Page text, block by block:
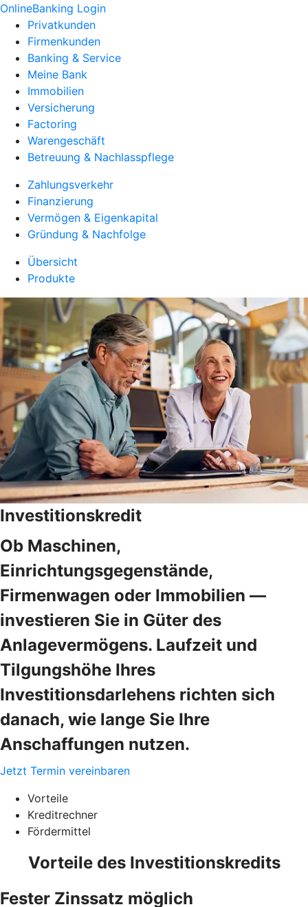
OnlineBanking Login
Privatkunden
Firmenkunden
Banking & Service
Meine Bank
Immobilien
Versicherung
Factoring
Warengeschäft
Betreuung & Nachlasspflege
Zahlungsverkehr
Finanzierung
Vermögen & Eigenkapital
Gründung & Nachfolge
Übersicht
Produkte
Investitionskredit
Ob Maschinen,
Einrichtungsgegenstände,
Firmenwagen oder Immobilien —
investieren Sie in Güter des
Anlagevermögens. Laufzeit und
Tilgungshöhe Ihres
Investitionsdarlehens richten sich
danach, wie lange Sie Ihre
Anschaffungen nutzen.
Jetzt Termin vereinbaren
Vorteile
Kreditrechner
Fördermittel
Vorteile des Investitionskredits
Fester Zinssatz möglich